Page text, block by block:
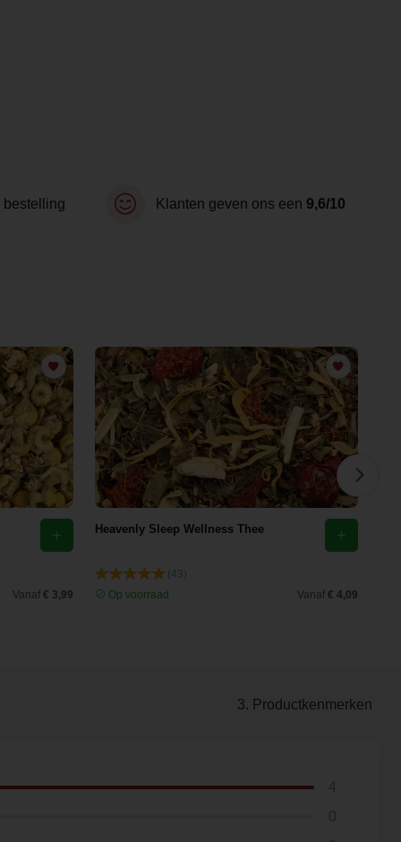
bestelling Klanten geven ons een 9,6/10
Vanaf € 3,99
Heavenly Sleep Wellness Thee
Op voorraad
Vanaf € 4,09
3. Productkenmerken